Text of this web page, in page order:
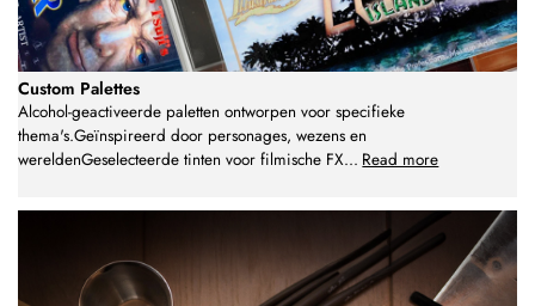
Custom Palettes
Alcohol-geactiveerde paletten ontworpen voor specifieke
thema's.Geïnspireerd door personages, wezens en
wereldenGeselecteerde tinten voor filmische FX... Read more